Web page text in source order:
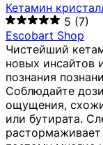
Кетамин
5 (7)
Escobart Shop
Чистейший
новых инсайтов
познания
Соблюдайте
ощущения,
или бутирата.